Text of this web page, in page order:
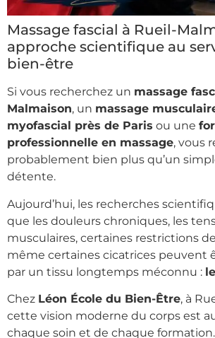
Massage fascial à Rueil-
approche scientifique au
bien-être
Si vous recherchez un massage
Malmaison, un massage
myofascial près de Paris ou une
professionnelle en massage, vous
probablement bien plus qu’un
détente.
Aujourd’hui, les recherches
que les douleurs chroniques, les
musculaires, certaines restrictions
même certaines cicatrices peuvent
par un tissu longtemps méconnu :
Chez Léon École du Bien-Être, à
cette vision moderne du corps est
chaque soin et de chaque